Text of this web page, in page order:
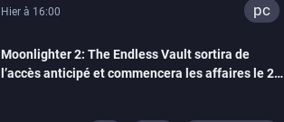
Hier à 16:00 pc
Moonlighter 2: The Endless Vault sortira de
l’accès anticipé et commencera les affaires le 2